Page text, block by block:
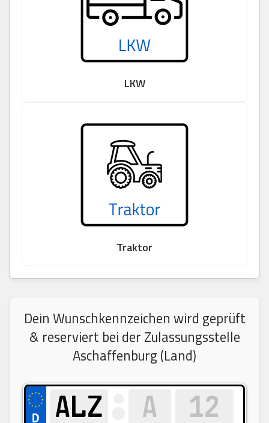
LKW
Traktor
Dein Wunschkennzeichen wird geprüft
& reserviert bei der Zulassungsstelle
Aschaffenburg (Land)